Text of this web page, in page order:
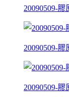
20090509-
20090509-
20090509-